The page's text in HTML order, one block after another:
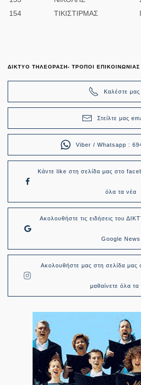
154
ΤΙΚΙΣΤΙΡΜΑΣ
ΔΙΚΤΥΟ ΤΗΛΕΟΡΑΣΗ- ΤΡΟΠΟΙ ΕΠΙΚΟΙΝΩΝΙΑΣ
Καλέστε μας
Στείλτε μας
Viber / Whatsapp :
Κάντε like στη σελίδα μας στο
όλα τα νέα
Ακολουθήστε τις ειδήσεις του
Google News
Ακολουθήστε μας στη σελίδα μας
μαθαίνετε όλα τα